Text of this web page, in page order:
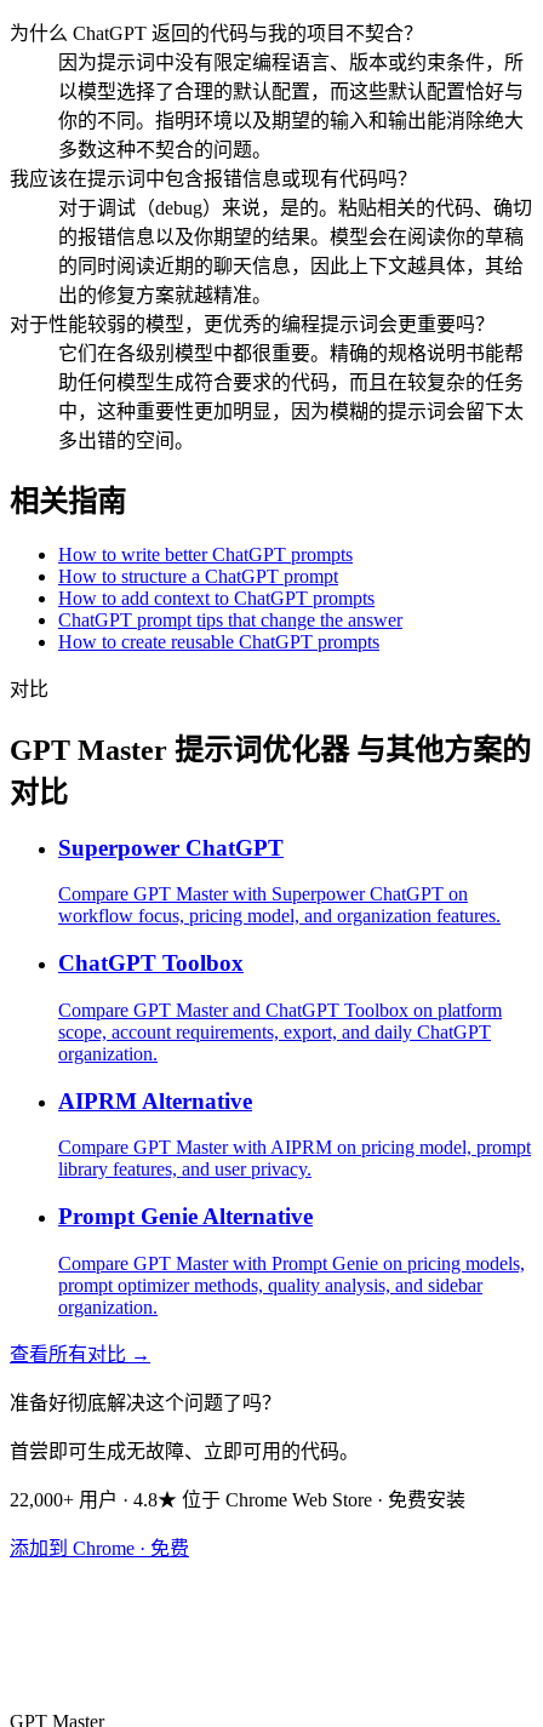
为什么 ChatGPT 返回的代码与我的项目不契合？
因为提示词中没有限定编程语言、版本或约束条件，所
以模型选择了合理的默认配置，而这些默认配置恰好与
你的不同。指明环境以及期望的输入和输出能消除绝大
多数这种不契合的问题。
我应该在提示词中包含报错信息或现有代码吗？
对于调试（debug）来说，是的。粘贴相关的代码、确切
的报错信息以及你期望的结果。模型会在阅读你的草稿
的同时阅读近期的聊天信息，因此上下文越具体，其给
出的修复方案就越精准。
对于性能较弱的模型，更优秀的编程提示词会更重要吗？
它们在各级别模型中都很重要。精确的规格说明书能帮
助任何模型生成符合要求的代码，而且在较复杂的任务
中，这种重要性更加明显，因为模糊的提示词会留下太
多出错的空间。
相关指南
How to write better ChatGPT prompts
How to structure a ChatGPT prompt
How to add context to ChatGPT prompts
ChatGPT prompt tips that change the answer
How to create reusable ChatGPT prompts
对比
GPT Master 提示词优化器 与其他方案的
对比
Superpower ChatGPT
Compare GPT Master with Superpower ChatGPT on
workflow focus, pricing model, and organization features.
ChatGPT Toolbox
Compare GPT Master and ChatGPT Toolbox on platform
scope, account requirements, export, and daily ChatGPT
organization.
AIPRM Alternative
Compare GPT Master with AIPRM on pricing model, prompt
library features, and user privacy.
Prompt Genie Alternative
Compare GPT Master with Prompt Genie on pricing models,
prompt optimizer methods, quality analysis, and sidebar
organization.
查看所有对比 →
准备好彻底解决这个问题了吗？
首尝即可生成无故障、立即可用的代码。
22,000+ 用户 · 4.8★ 位于 Chrome Web Store · 免费安装
添加到 Chrome · 免费
GPT Master